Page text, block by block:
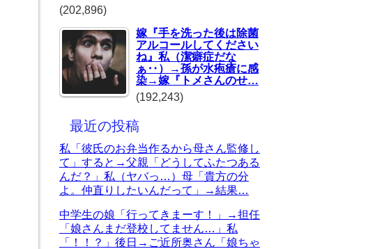
(202,896)
嫁『手を洗った後は除菌
アルコールしてください
ね』私（潔癖症だな
ぁ‥）→孫が水疱瘡に感
染→嫁『トメさんのせ…
(192,243)
最近の投稿
私「彼氏のお弁当作るから母さん監修し
て」すると→父親「どうしてふたつある
んだ？」私（ヤバっ…）母「貴方の分
よ。仲直りしたいんだって」→結果…
中学生の娘「行ってきまーす！」→担任
「娘さんまだ登校してません…」私
「！！？」後日→ご近所奥さん「娘ちゃ